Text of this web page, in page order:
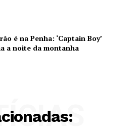
é na Penha: ‘Captain Boy’
a noite da montanha